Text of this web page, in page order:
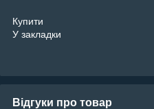
Купити
У закладки
Відгуки про товар